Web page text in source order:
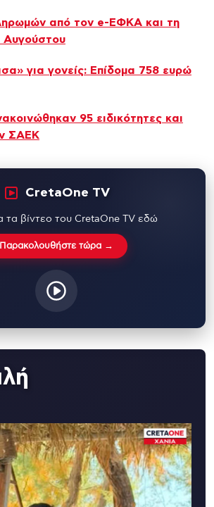
από τον e-ΕΦΚΑ και τη
Αυγούστου
για γονείς: Επίδομα 758 ευρώ
95 ειδικότητες και
ΣΑΕΚ
CretaOne TV
τα βίντεο του CretaOne TV εδώ
Παρακολουθήστε τώρα →